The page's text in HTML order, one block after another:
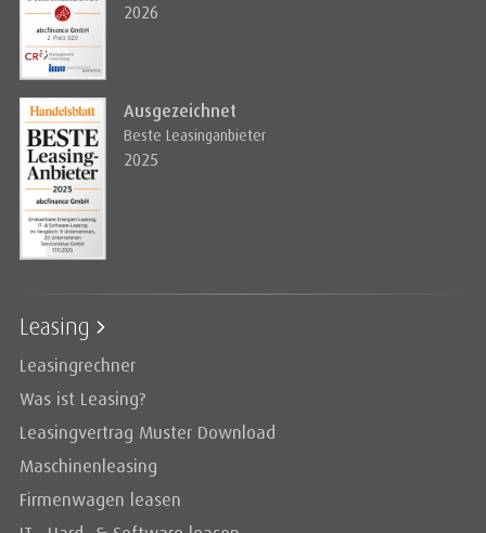
2026
Ausgezeichnet
Beste Leasinganbieter
2025
Leasing
Leasingrechner
Was ist Leasing?
Leasingvertrag Muster Download
Maschinenleasing
Firmenwagen leasen